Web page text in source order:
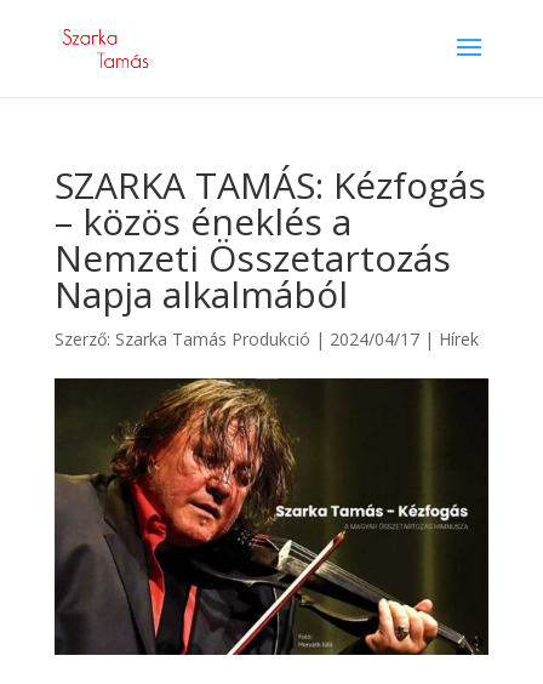
SZARKA TAMÁS: Kézfogás
– közös éneklés a
Nemzeti Összetartozás
Napja alkalmából
Szerző: Szarka Tamás Produkció | 2024/04/17| Hírek